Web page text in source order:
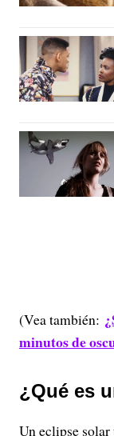
(Vea también:
minutos de
¿Qué es
Un eclipse